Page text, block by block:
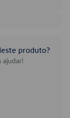
produto?
ajudar!